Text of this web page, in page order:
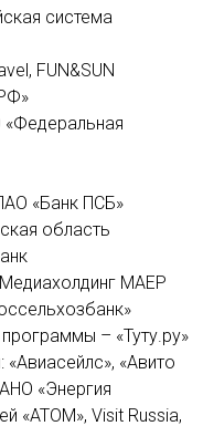
система
FUN&SUN
«Банк ПСБ»
область
MAEР
– «Туту.ру»
«Авито
«Энергия
«АТОМ», Visit Russia,